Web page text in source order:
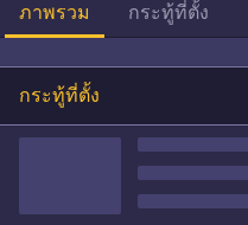
ภาพรวม กระทู้ที่ตั้ง
กระทู้ที่ตั้ง